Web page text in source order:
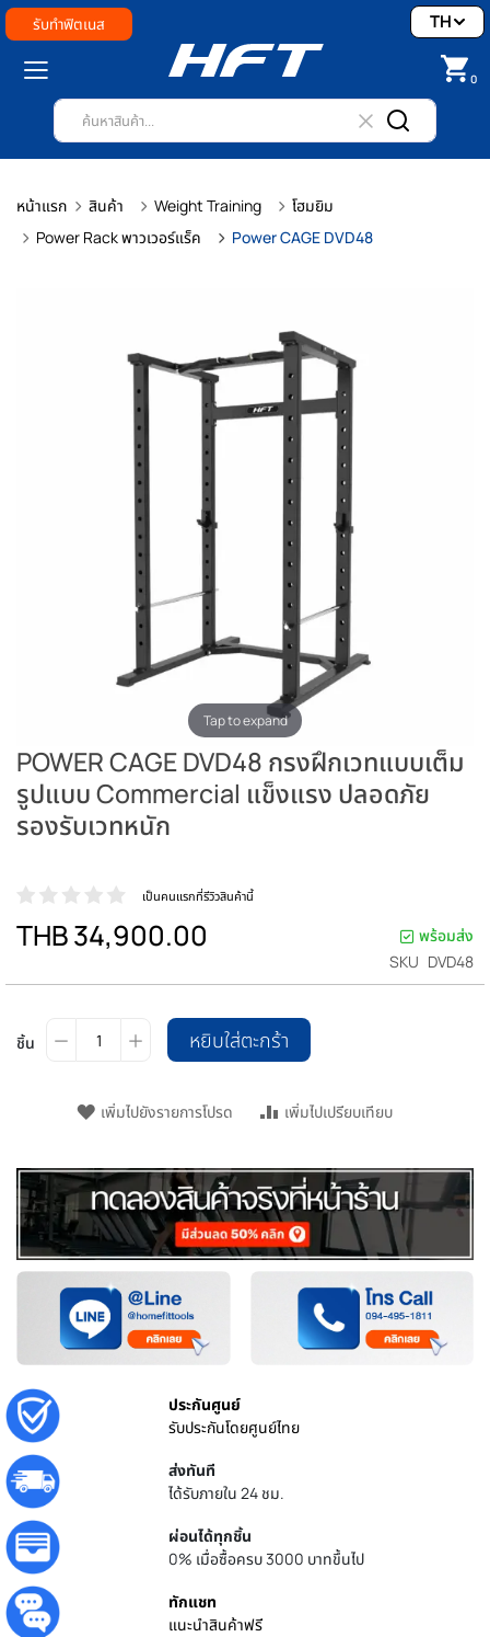
รับทำฟิตเนส
0
TH
หน้าแรก สินค้า Weight Training
โฮมยิม
Power Rack พาวเวอร์แร็ค
Power CAGE DVD48
Tap to expand
POWER CAGE DVD48 กรงฝึกเวทแบบเต็ม
รูปแบบ Commercial แข็งแรง ปลอดภัย
รองรับเวทหนัก
เป็นคนแรกที่รีวิวสินค้านี้
THB 34,900.00
พร้อมส่ง
SKU DVD48
ชิ้น หยิบใส่ตะกร้า
เพิ่มไปยังรายการโปรด เพิ่มไปเปรียบเทียบ
ประกันศูนย์
รับประกันโดยศูนย์ไทย
ส่งทันที
ได้รับภายใน 24 ชม.
ผ่อนได้ทุกชิ้น
0% เมื่อซื้อครบ 3000 บาทขึ้นไป
ทักแชท
แนะนำสินค้าฟรี